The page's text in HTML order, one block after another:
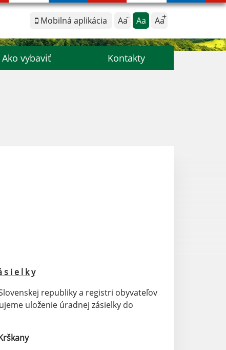
Mobilná aplikácia Aa Aa Aa
Ako vybaviť Kontakty
i e l k y
republiky a registri obyvateľov
uloženie úradnej zásielky do